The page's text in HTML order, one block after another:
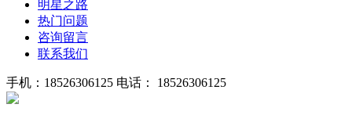
明星之路
热门问题
咨询留言
联系我们
手机：18526306125 电话： 18526306125